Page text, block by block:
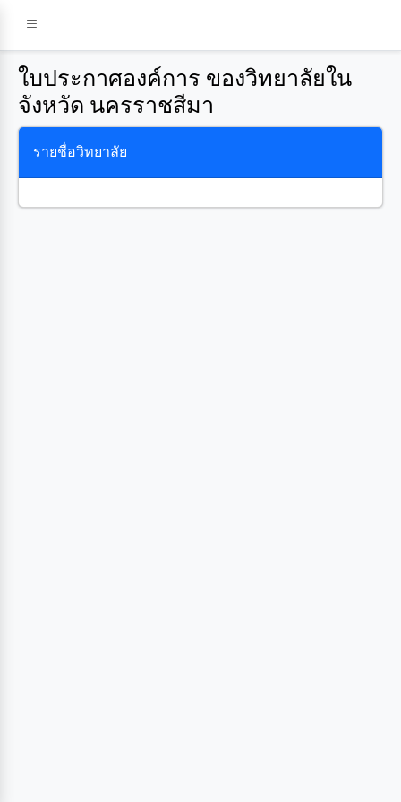
ใบประกาศองค์การ ของวิทยาลัยใน
จังหวัด นครราชสีมา
รายชื่อวิทยาลัย